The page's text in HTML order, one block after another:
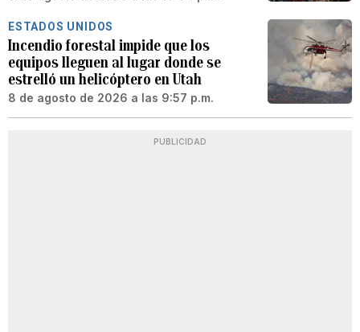
ESTADOS UNIDOS
Incendio forestal impide que los
equipos lleguen al lugar donde se
estrelló un helicóptero en Utah
8 de agosto de 2026 a las 9:57 p.m.
PUBLICIDAD